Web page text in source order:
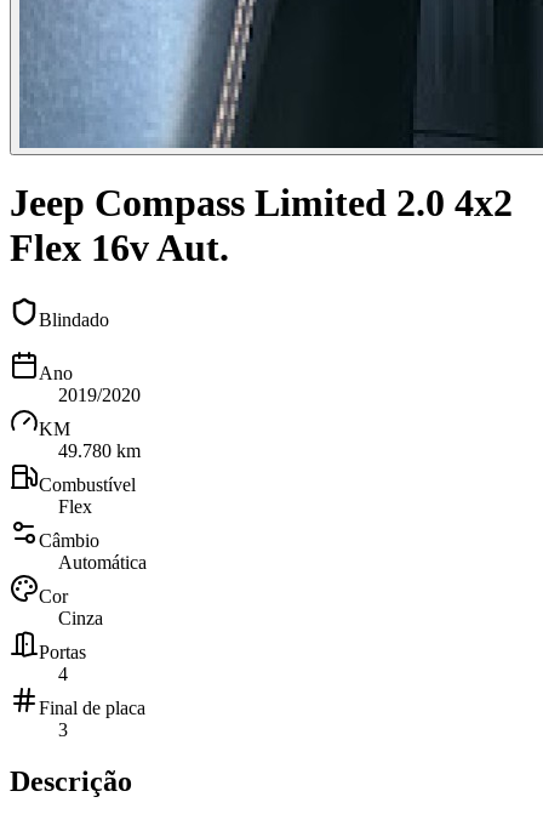
Jeep Compass Limited 2.0 4x2
Flex 16v Aut.
Blindado
Ano
2019/2020
KM
49.780 km
Combustível
Flex
Câmbio
Automática
Cor
Cinza
Portas
4
Final de placa
3
Descrição